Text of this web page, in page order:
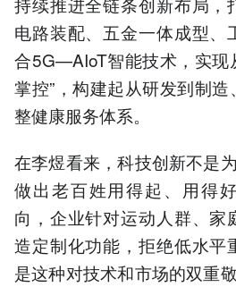
电路装配、五金一体成型、
合5G—AIoT智能技术，实现
掌控”，构建起从研发到制
整健康服务体系。
在李煜看来，科技创新不是
做出老百姓用得起、用得
向，企业针对运动人群、家
造定制化功能，拒绝低水平
是这种对技术和市场的双重